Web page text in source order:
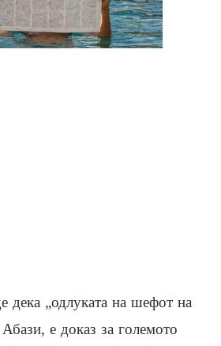
дека „одлуката на шефот на
е доказ за големото